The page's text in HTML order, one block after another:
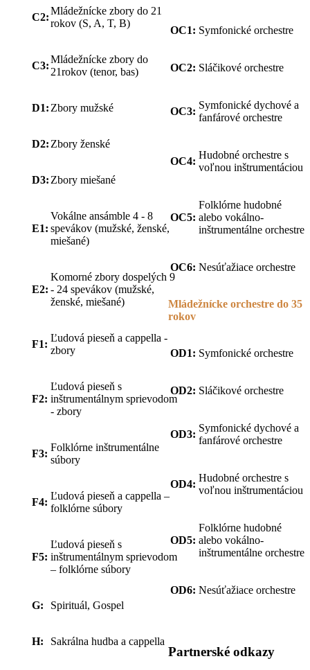
C2:
Mládežnícke zbory do 21
rokov (S, A, T, B)
C3:
Mládežnícke zbory do
21rokov (tenor, bas)
D1: Zbory mužské
D2: Zbory ženské
D3: Zbory miešané
E1:
Vokálne ansámble 4 - 8
spevákov (mužské, ženské,
miešané)
E2:
Komorné zbory dospelých 9
- 24 spevákov (mužské,
ženské, miešané)
F1:
Ľudová pieseň a cappella -
zbory
F2:
Ľudová pieseň s
inštrumentálnym sprievodom
- zbory
F3:
Folklórne inštrumentálne
súbory
F4:
Ľudová pieseň a cappella –
folklórne súbory
F5:
Ľudová pieseň s
inštrumentálnym sprievodom
– folklórne súbory
G: Spirituál, Gospel
H: Sakrálna hudba a cappella
OC1: Symfonické orchestre
OC2: Sláčikové orchestre
OC3:
Symfonické dychové a
fanfárové orchestre
OC4:
Hudobné orchestre s
voľnou inštrumentáciou
OC5:
Folklórne hudobné
alebo vokálno-
inštrumentálne orchestre
OC6: Nesúťažiace orchestre
Mládežnícke orchestre do 35
rokov
OD1: Symfonické orchestre
OD2: Sláčikové orchestre
OD3:
Symfonické dychové a
fanfárové orchestre
OD4:
Hudobné orchestre s
voľnou inštrumentáciou
OD5:
Folklórne hudobné
alebo vokálno-
inštrumentálne orchestre
OD6: Nesúťažiace orchestre
Partnerské odkazy